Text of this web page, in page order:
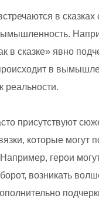
в
в сказке» явно
в
реальности.
присутствуют
которые могут
герои
возникать